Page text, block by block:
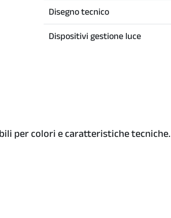
Disegno tecnico
Dispositivi gestione luce
per colori e caratteristiche tecniche.